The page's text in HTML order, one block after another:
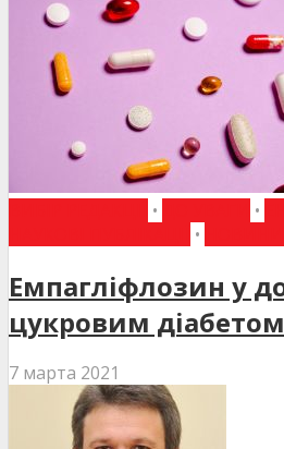
• •
•
Емпагліфлозин у
цукровим
7 марта 2021